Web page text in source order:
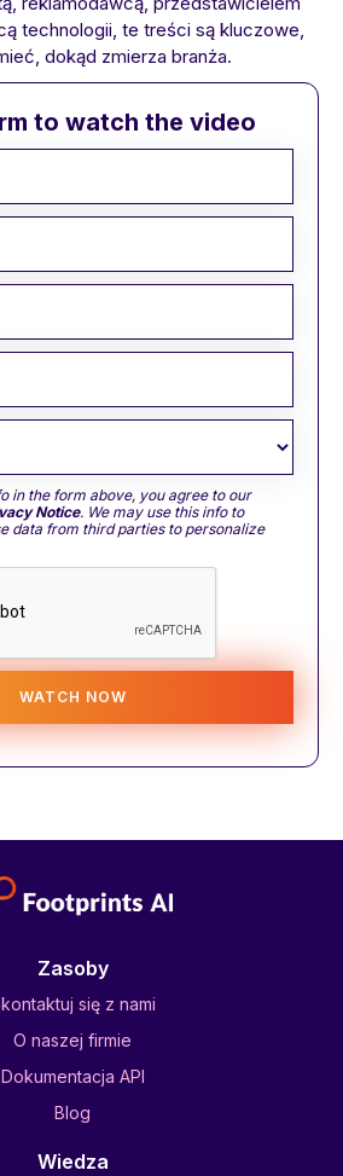
technologii, te treści są kluczowe,
dokąd zmierza branża.
to watch the video
in the form above, you agree to our
Notice. We may use this info to
data from third parties to personalize
Zasoby
się z nami
O naszej firmie
Dokumentacja API
Blog
Wiedza